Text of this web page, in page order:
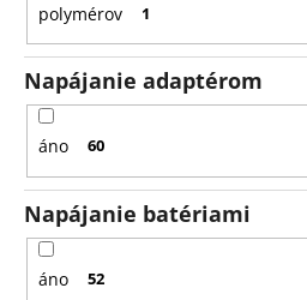
polymérov 1
Napájanie adaptérom
áno 60
Napájanie batériami
áno 52